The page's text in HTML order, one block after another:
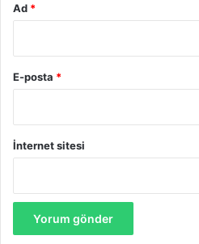
Ad *
E-posta *
İnternet sitesi